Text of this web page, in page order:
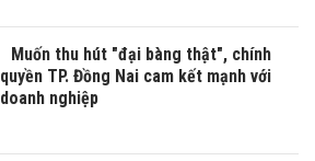
Muốn thu hút "đại bàng thật", chính
quyền TP. Đồng Nai cam kết mạnh với
doanh nghiệp